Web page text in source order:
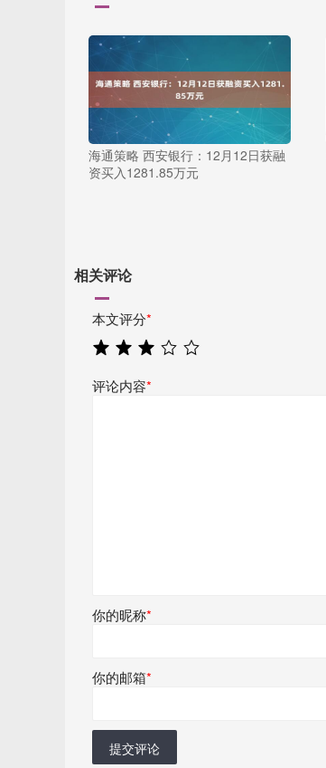
海通策略 西安银行：12月12日获融
资买入1281.85万元
相关评论
本文评分*
评论内容*
你的昵称*
你的邮箱*
提交评论